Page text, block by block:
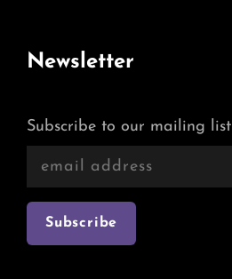
Newsletter
Subscribe to our mailing list